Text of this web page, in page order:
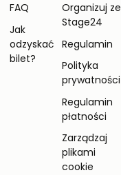
FAQ
Jak
odzyskać
bilet?
Organizuj ze
Stage24
Regulamin
Polityka
prywatności
Regulamin
płatności
Zarządzaj
plikami
cookie